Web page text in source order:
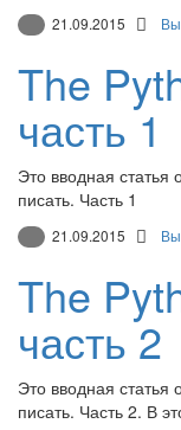
21.09.2015
The
часть 1
Это вводная статья
писать. Часть 1
21.09.2015
The
часть 2
Это вводная статья
писать. Часть 2. В